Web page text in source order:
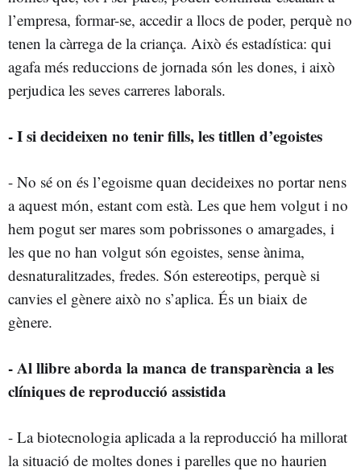
l’empresa, formar-se, accedir a llocs de poder, perquè no
tenen la càrrega de la criança. Això és estadística: qui
agafa més reduccions de jornada són les dones, i això
perjudica les seves carreres laborals.
- I si decideixen no tenir fills, les titllen d’egoistes
- No sé on és l’egoisme quan decideixes no portar nens
a aquest món, estant com està. Les que hem volgut i no
hem pogut ser mares som pobrissones o amargades, i
les que no han volgut són egoistes, sense ànima,
desnaturalitzades, fredes. Són estereotips, perquè si
canvies el gènere això no s’aplica. És un biaix de
gènere.
- Al llibre aborda la manca de transparència a les
clíniques de reproducció assistida
- La biotecnologia aplicada a la reproducció ha millorat
la situació de moltes dones i parelles que no haurien